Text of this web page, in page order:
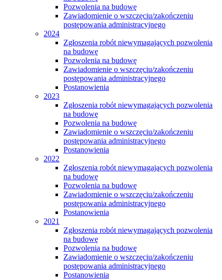
Pozwolenia na budowę
Zawiadomienie o wszczęciu/zakończeniu
postępowania administracyjnego
2024
Zgłoszenia robót niewymagających pozwolenia
na budowę
Pozwolenia na budowę
Zawiadomienie o wszczęciu/zakończeniu
postępowania administracyjnego
Postanowienia
2023
Zgłoszenia robót niewymagających pozwolenia
na budowę
Pozwolenia na budowę
Zawiadomienie o wszczęciu/zakończeniu
postępowania administracyjnego
Postanowienia
2022
Zgłoszenia robót niewymagających pozwolenia
na budowę
Pozwolenia na budowę
Zawiadomienie o wszczęciu/zakończeniu
postępowania administracyjnego
Postanowienia
2021
Zgłoszenia robót niewymagających pozwolenia
na budowę
Pozwolenia na budowę
Zawiadomienie o wszczęciu/zakończeniu
postępowania administracyjnego
Postanowienia